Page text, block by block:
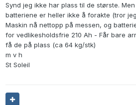
Synd jeg ikke har plass til de største.
batteriene er heller ikke å forakte (tror
Maskin nå nettopp på messen, og
for vedlikesholdsfrie 210 Ah - Får bare
få de på plass (ca 64 kg/stk)
m v h
St Soleil